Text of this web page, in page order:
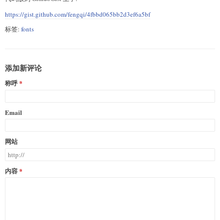
https://gist.github.com/fengqi/4fbbd065bb2d3ef6a5bf
标签: fonts
添加新评论
称呼
Email
网站
内容